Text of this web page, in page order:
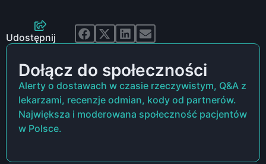
Udostępnij
Dołącz do społeczności
Alerty o dostawach w czasie rzeczywistym, Q&A z
lekarzami, recenzje odmian, kody od partnerów.
Największa i moderowana społeczność pacjentów
w Polsce.